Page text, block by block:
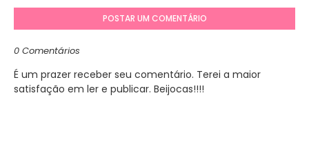
POSTAR UM COMENTÁRIO
0 Comentários
É um prazer receber seu comentário. Terei a maior
satisfação em ler e publicar. Beijocas!!!!